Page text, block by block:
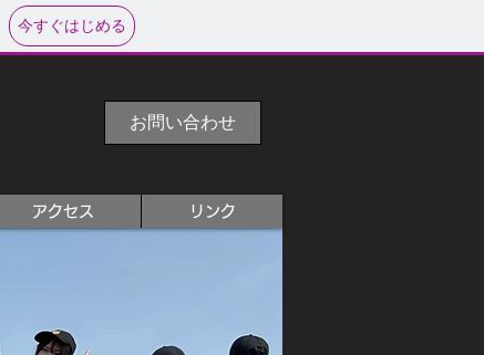
今すぐはじめる
お問い合わせ
アクセス リンク